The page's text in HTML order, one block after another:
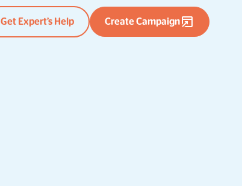
Get Expert’s Help Create Campaign